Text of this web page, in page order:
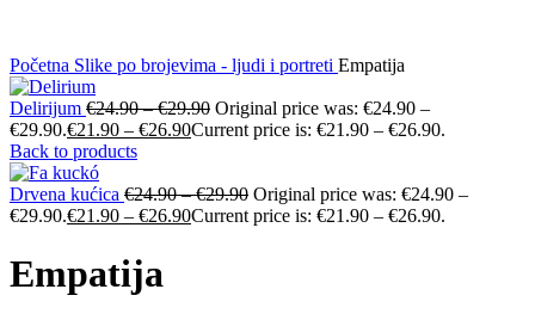
Početna Slike po brojevima - ljudi i portreti Empatija
Delirijum €24.90–€29.90 Original price was: €24.90 –
€29.90.€21.90 – €26.90Current price is: €21.90 – €26.90.
Back to products
Drvena kućica €24.90–€29.90 Original price was: €24.90 –
€29.90.€21.90 – €26.90Current price is: €21.90 – €26.90.
Empatija